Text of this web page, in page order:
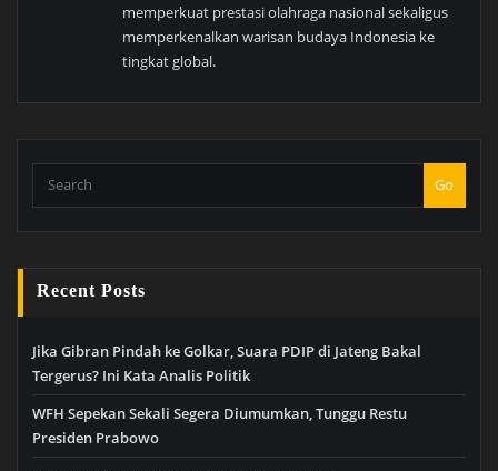
memperkuat prestasi olahraga nasional sekaligus
memperkenalkan warisan budaya Indonesia ke
tingkat global.
Go
Recent Posts
Jika Gibran Pindah ke Golkar, Suara PDIP di Jateng Bakal
Tergerus? Ini Kata Analis Politik
WFH Sepekan Sekali Segera Diumumkan, Tunggu Restu
Presiden Prabowo